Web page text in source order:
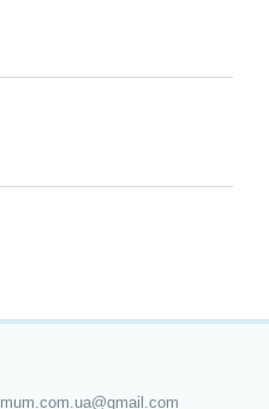
mum.com.ua@gmail.com